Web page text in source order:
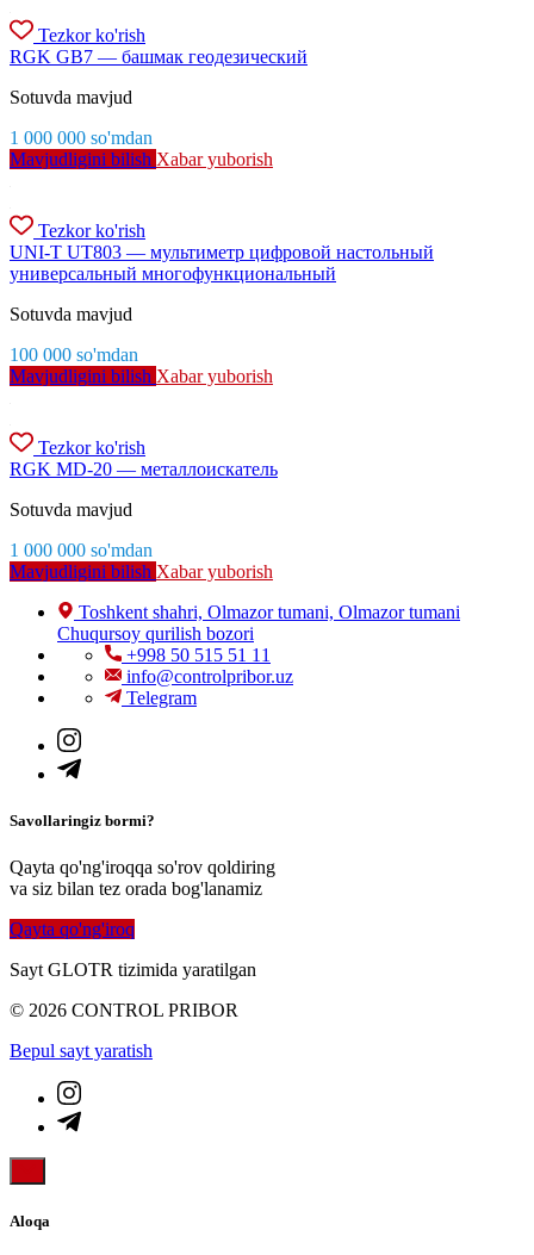
Tezkor ko'rish
RGK GB7 — башмак геодезический
Sotuvda mavjud
1 000 000 so'mdan
Mavjudligini bilish Xabar yuborish
Tezkor ko'rish
UNI-T UT803 — мультиметр цифровой настольный
универсальный многофункциональный
Sotuvda mavjud
100 000 so'mdan
Mavjudligini bilish Xabar yuborish
Tezkor ko'rish
RGK MD-20 — металлоискатель
Sotuvda mavjud
1 000 000 so'mdan
Mavjudligini bilish Xabar yuborish
Toshkent shahri, Olmazor tumani, Olmazor tumani
Chuqursoy qurilish bozori
+998 50 515 51 11
info@controlpribor.uz
Telegram
Savollaringiz bormi?
Qayta qo'ng'iroqqa so'rov qoldiring
va siz bilan tez orada bog'lanamiz
Qayta qo'ng'iroq
Sayt GLOTR tizimida yaratilgan
© 2026 CONTROL PRIBOR
Bepul sayt yaratish
Aloqa